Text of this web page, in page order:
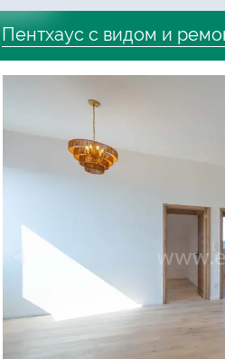
Пентхаус с видом и